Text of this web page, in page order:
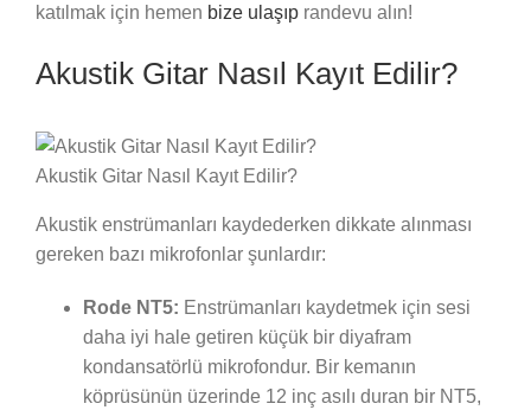
katılmak için hemen bize ulaşıp randevu alın!
Akustik Gitar Nasıl Kayıt Edilir?
Akustik Gitar Nasıl Kayıt Edilir?
Akustik enstrümanları kaydederken dikkate alınması
gereken bazı mikrofonlar şunlardır:
Rode NT5: Enstrümanları kaydetmek için sesi
daha iyi hale getiren küçük bir diyafram
kondansatörlü mikrofondur. Bir kemanın
köprüsünün üzerinde 12 inç asılı duran bir NT5,